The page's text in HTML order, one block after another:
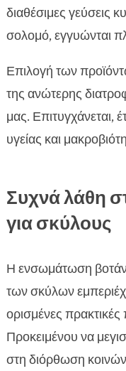
διαθέσιμες γεύσεις
σολομό, εγγυώνται
Επιλογή των
της ανώτερης
μας. Επιτυγχάνεται,
υγείας και
Συχνά λάθη
για σκύλους
Η ενσωμάτωση
των σκύλων
ορισμένες
Προκειμένου να
στη διόρθωση